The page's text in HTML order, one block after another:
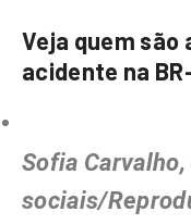
Veja quem são
acidente na
Sofia
sociais/